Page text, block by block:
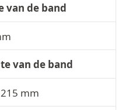
van de band
van de band
mm